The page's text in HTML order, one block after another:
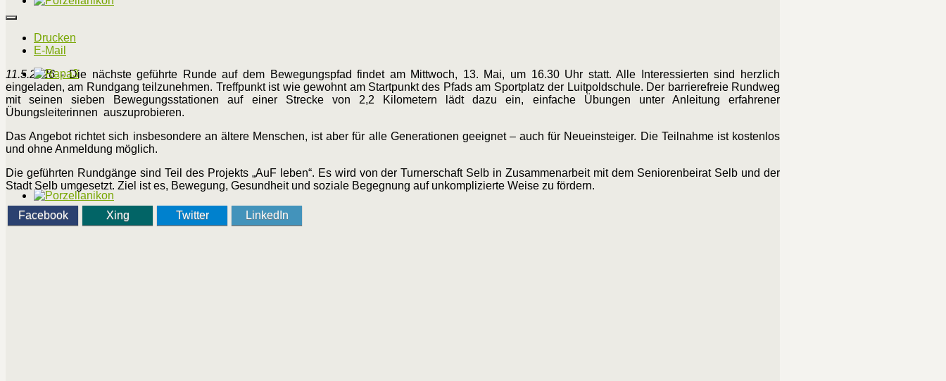
Drucken
E-Mail
11.5.2026- Die nächste geführte Runde auf dem Bewegungspfad findet am Mittwoch, 13. Mai, um 16.30 Uhr statt. Alle Interessierten sind herzlich
eingeladen, am Rundgang teilzunehmen. Treffpunkt ist wie gewohnt am Startpunkt des Pfads am Sportplatz der Luitpoldschule. Der barrierefreie Rundweg
mit seinen sieben Bewegungsstationen auf einer Strecke von 2,2 Kilometern lädt dazu ein, einfache Übungen unter Anleitung erfahrener
Übungsleiterinnen auszuprobieren.
Das Angebot richtet sich insbesondere an ältere Menschen, ist aber für alle Generationen geeignet – auch für Neueinsteiger. Die Teilnahme ist kostenlos
und ohne Anmeldung möglich.
Die geführten Rundgänge sind Teil des Projekts „AuF leben“. Es wird von der Turnerschaft Selb in Zusammenarbeit mit dem Seniorenbeirat Selb und der
Stadt Selb umgesetzt. Ziel ist es, Bewegung, Gesundheit und soziale Begegnung auf unkomplizierte Weise zu fördern.
Facebook Xing Twitter LinkedIn